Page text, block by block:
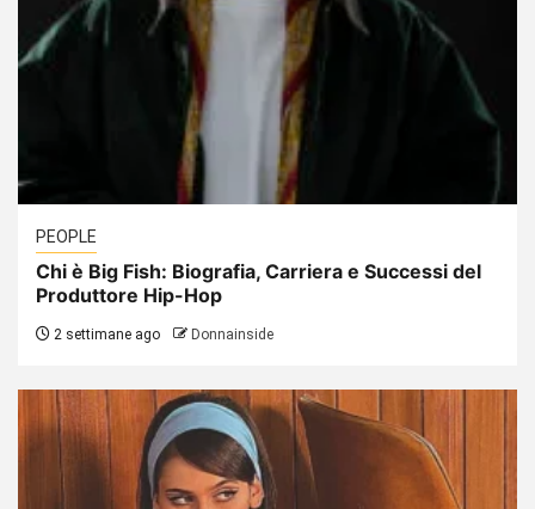
PEOPLE
Chi è Big Fish: Biografia, Carriera e Successi del
Produttore Hip-Hop
2 settimane ago Donnainside